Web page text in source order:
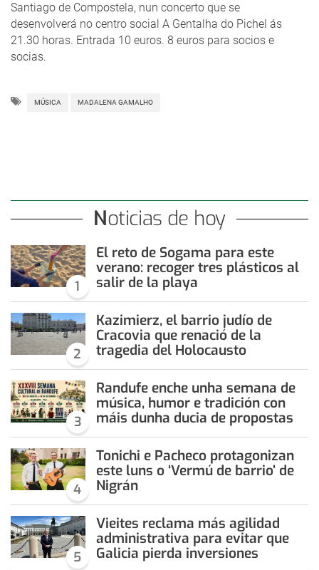
Santiago de Compostela, nun concerto que se
desenvolverá no centro social A Gentalha do Pichel ás
21.30 horas. Entrada 10 euros. 8 euros para socios e
socias.
MÚSICA MADALENA GAMALHO
Noticias de hoy
1
El reto de Sogama para este
verano: recoger tres plásticos al
salir de la playa
2
Kazimierz, el barrio judío de
Cracovia que renació de la
tragedia del Holocausto
3
Randufe enche unha semana de
música, humor e tradición con
máis dunha ducia de propostas
4
Tonichi e Pacheco protagonizan
este luns o ‘Vermú de barrio’ de
Nigrán
5
Vieites reclama más agilidad
administrativa para evitar que
Galicia pierda inversiones